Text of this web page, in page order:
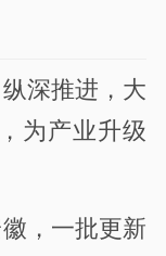
深推进，大
为产业升级
，一批更新